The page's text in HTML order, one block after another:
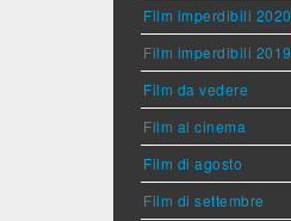
Film imperdibili 2020
Film imperdibili 2019
Film da vedere
Film al cinema
Film di agosto
Film di settembre